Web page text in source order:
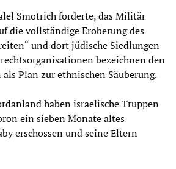
Smotrich forderte, das Militär
die vollständige Eroberung des
und dort jüdische Siedlungen
bezeichnen den
Plan zur ethnischen Säuberung.
haben israelische Truppen
ein sieben Monate altes
erschossen und seine Eltern